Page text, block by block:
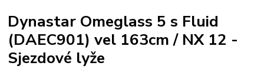
Dynastar Omeglass 5 s Fluid
(DAEC901) vel 163cm / NX 12 -
Sjezdové lyže